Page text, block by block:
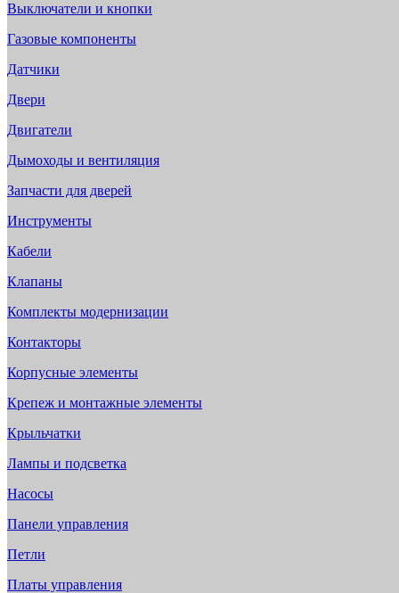
Выключатели и кнопки
Газовые компоненты
Датчики
Двери
Двигатели
Дымоходы и вентиляция
Запчасти для дверей
Инструменты
Кабели
Клапаны
Комплекты модернизации
Контакторы
Корпусные элементы
Крепеж и монтажные элементы
Крыльчатки
Лампы и подсветка
Насосы
Панели управления
Петли
Платы управления